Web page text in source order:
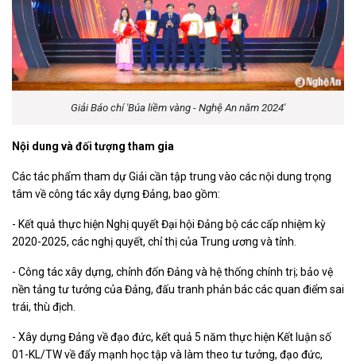
Giải Báo chí 'Búa liềm vàng - Nghệ An năm 2024'
Nội dung và đối tượng tham gia
Các tác phẩm tham dự Giải cần tập trung vào các nội dung trọng
tâm về công tác xây dựng Đảng, bao gồm:
- Kết quả thực hiện Nghị quyết Đại hội Đảng bộ các cấp nhiệm kỳ
2020-2025, các nghị quyết, chỉ thị của Trung ương và tỉnh.
- Công tác xây dựng, chỉnh đốn Đảng và hệ thống chính trị; bảo vệ
nền tảng tư tưởng của Đảng, đấu tranh phản bác các quan điểm sai
trái, thù địch.
- Xây dựng Đảng về đạo đức, kết quả 5 năm thực hiện Kết luận số
01-KL/TW về đẩy mạnh học tập và làm theo tư tưởng, đạo đức,